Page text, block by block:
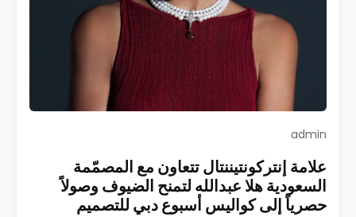
admin
علامة إنتركونتيننتال تتعاون مع المصمّمة
السعودية هلا عبدالله لتمنح الضيوف وصولاً
حصرياً إلى كواليس أسبوع دبي للتصميم